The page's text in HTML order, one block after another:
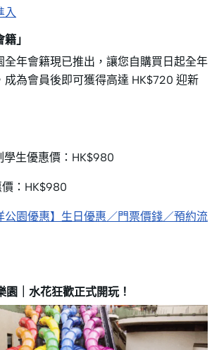
入
」
全年會籍現已推出，讓您自購買日起全年
成為會員後即可獲得高達 HK$720 迎新
學生優惠價：HK$980
價：HK$980
公園優惠】生日優惠／門票價錢／預約流
園｜水花狂歡正式開玩！